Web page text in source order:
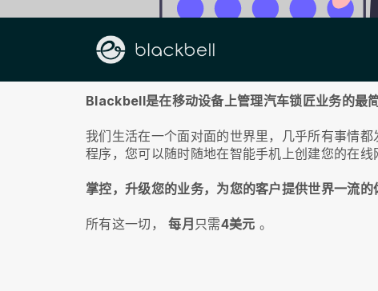
关于我们
Blackbell是在移动设备上管理汽车锁匠业务的最
我们生活在一个面对面的世界里，几乎所有事情
程序，您可以随时随地在智能手机上创建您的在
掌控，升级您的业务，为您的客户提供世界一流的
所有这一切，每月 只需4美元 。